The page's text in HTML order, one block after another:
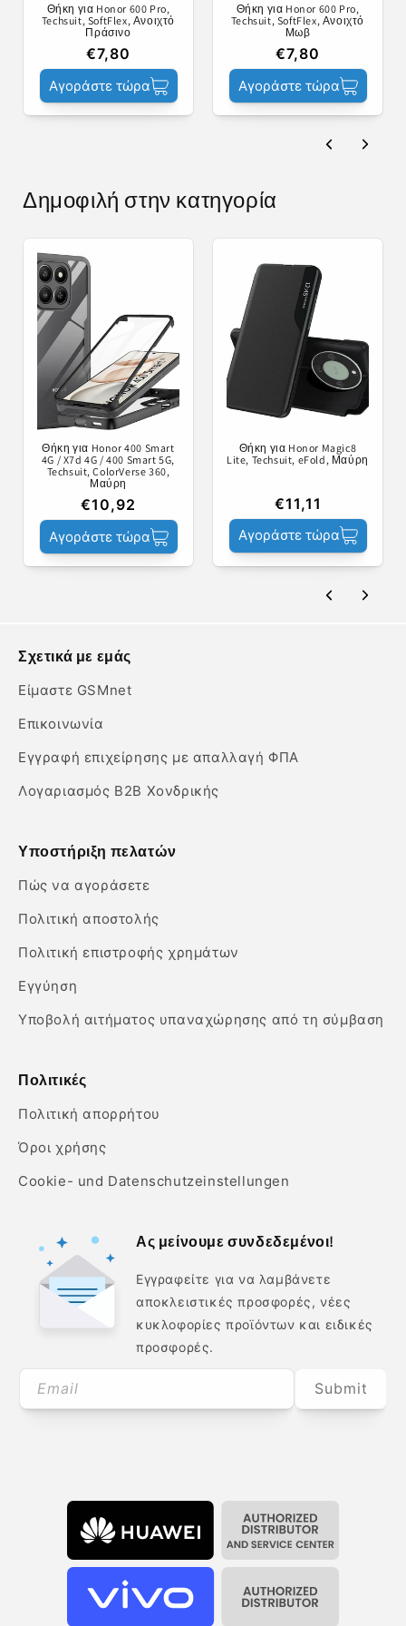
Θήκη για Honor 600 Pro,
Techsuit, SoftFlex, Ανοιχτό
Πράσινο
€7,80
Αγοράστε τώρα
Θήκη για Honor 600 Pro,
Techsuit, SoftFlex, Ανοιχτό
Μωβ
€7,80
Αγοράστε τώρα
Δημοφιλή στην κατηγορία
Θήκη για Honor 400 Smart
4G / X7d 4G / 400 Smart 5G,
Techsuit, ColorVerse 360,
Μαύρη
€10,92
Αγοράστε τώρα
Θήκη για Honor Magic8
Lite, Techsuit, eFold, Μαύρη
€11,11
Αγοράστε τώρα
Σχετικά με εμάς
Είμαστε GSMnet
Επικοινωνία
Εγγραφή επιχείρησης με απαλλαγή ΦΠΑ
Λογαριασμός B2B Χονδρικής
Υποστήριξη πελατών
Πώς να αγοράσετε
Πολιτική αποστολής
Πολιτική επιστροφής χρημάτων
Εγγύηση
Υποβολή αιτήματος υπαναχώρησης από τη σύμβαση
Πολιτικές
Πολιτική απορρήτου
Όροι χρήσης
Cookie- und Datenschutzeinstellungen
Ας μείνουμε συνδεδεμένοι!
Εγγραφείτε για να λαμβάνετε
αποκλειστικές προσφορές, νέες
κυκλοφορίες προϊόντων και ειδικές
προσφορές.
Email Submit